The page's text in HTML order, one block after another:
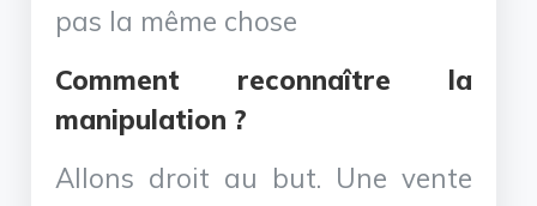
pas la même chose
Comment reconnaître la
manipulation ?
Allons droit au but. Une vente